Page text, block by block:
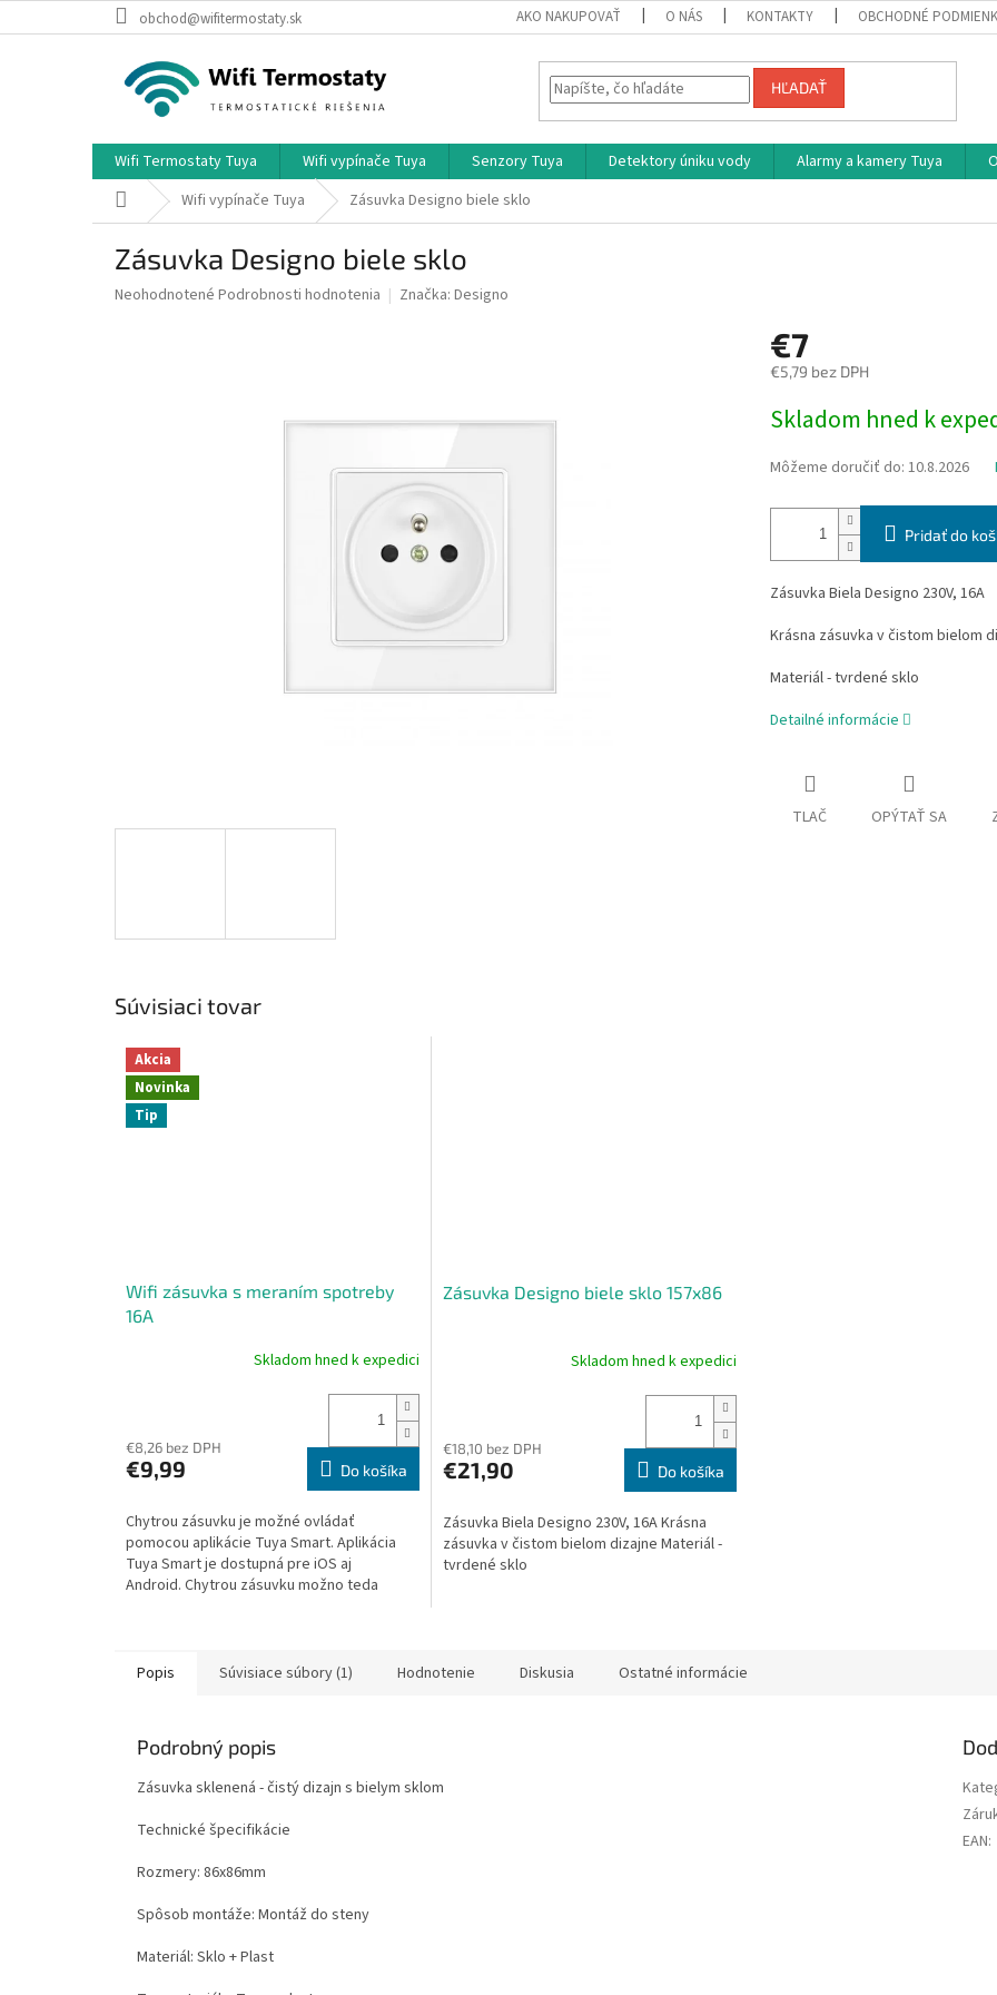
na
obchod@wifitermostaty.sk AKO NAKUPOVAŤ O NÁS KONTAKTY OBCHODNÉ
HĽADAŤ
Wifi Termostaty Tuya Wifi vypínače Tuya Senzory Tuya Detektory úniku vody Alarmy a kamery Tuya
DomovWifi vypínače Tuya Zásuvka Designo biele sklo
Zásuvka Designo biele sklo
Priemerné
Neohodnotené Podrobnosti hodnotenia Značka: Designo
€7
€5,79 bez DPH
cena:
Skladom hned k
Môžeme doručiť do: 10.8.2026
Pridať do
Zásuvka Biela Designo 230V, 16A
Krásna zásuvka v čistom bielom
Materiál - tvrdené sklo
Detailné informácie
TLAČ OPÝTAŤ SA
Súvisiaci tovar
Akcia
Novinka
Tip
Wifi zásuvka s meraním spotreby
16A
4,3
z
hviezdičiek.
Skladom hned k expedici
€8,26 bez DPH
€9,99 Do košíka
Chytrou zásuvku je možné ovládať
pomocou aplikácie Tuya Smart. Aplikácia
Tuya Smart je dostupná pre iOS aj
Android. Chytrou zásuvku možno teda
Zásuvka Designo biele sklo 157x86
Skladom hned k expedici
€18,10 bez DPH
€21,90 Do košíka
Zásuvka Biela Designo 230V, 16A Krásna
zásuvka v čistom bielom dizajne Materiál -
tvrdené sklo
Popis Súvisiace súbory (1) Hodnotenie Diskusia Ostatné informácie
Podrobný popis
Zásuvka sklenená - čistý dizajn s bielym sklom
Technické špecifikácie
Rozmery: 86x86mm
Spôsob montáže: Montáž do steny
Materiál: Sklo + Plast
EAN: